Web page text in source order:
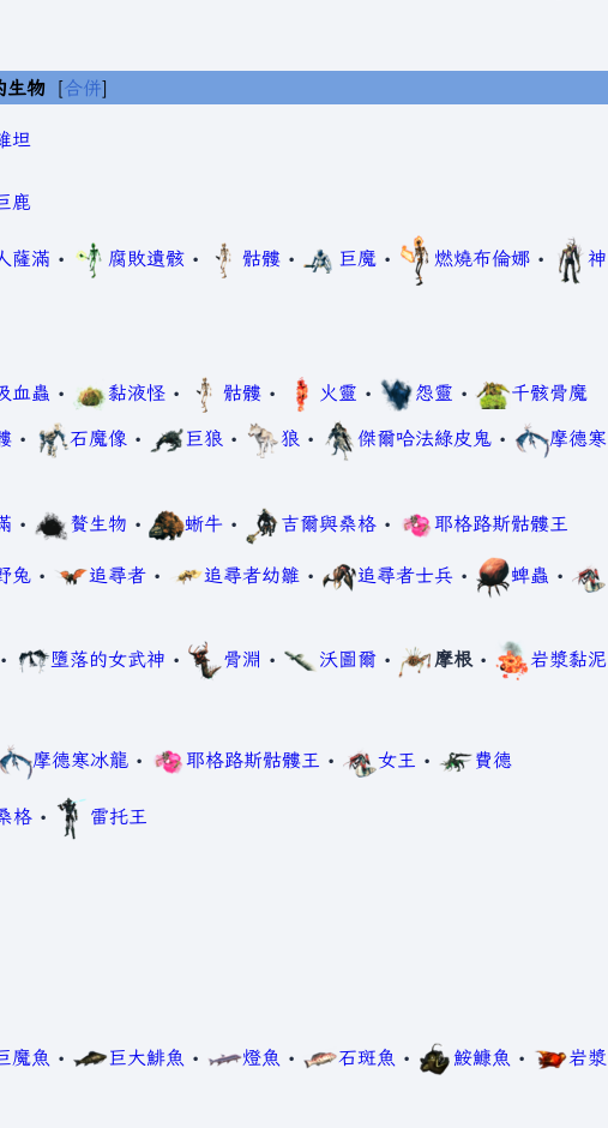
生物
合併
坦
鹿
薩滿 • 腐敗遺骸 • 骷髏 • 巨魔 • 燃燒布倫娜 • 神
血蟲 • 黏液怪 • 骷髏 • 火靈 • 怨靈 • 千骸骨魔
• 石魔像 • 巨狼 • 狼 • 傑爾哈法綠皮鬼 •
摩德寒
• 贅生物 • 蜥牛 • 吉爾與桑格 • 耶格路斯骷髏王
兔 • 追尋者 • 追尋者幼雛 • 追尋者士兵 • 蜱蟲 •
• 墮落的女武神 • 骨淵 • 沃圖爾 • 摩根 • 岩漿黏泥
摩德寒冰龍 • 耶格路斯骷髏王 • 女王 • 費德
格 • 雷托王
魔魚 • 巨大鯡魚 • 燈魚 • 石斑魚 • 鮟鱇魚 •
岩漿